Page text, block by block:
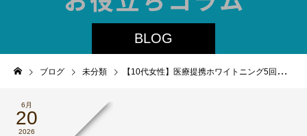
BLOG
ブログ 未分類 【10代女性】医療提携ホワイトニング5回ビフォーアフター💎✨️S30→S8までトーンアップ❕
6月
20
2026
未分類